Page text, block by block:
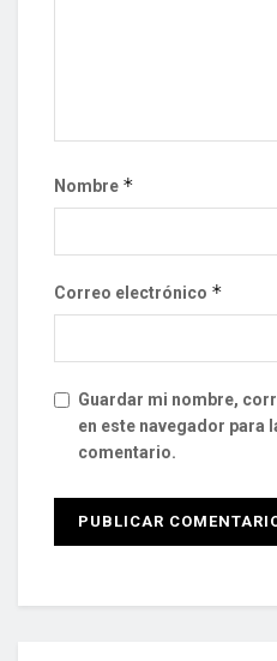
Nombre *
Correo electrónico *
Guardar mi nombre,
en este navegador para
comentario.